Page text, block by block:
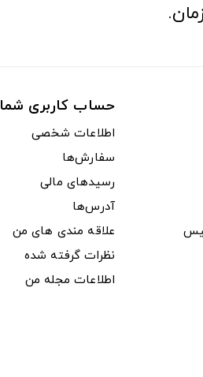
حساب کاربری شما
اطلاعات شخصی
سفارش‌ها
رسیدهای مالی
آدرس‌ها
علاقه مندی های من
نظرات گرفته شده
اطلاعات مجله من